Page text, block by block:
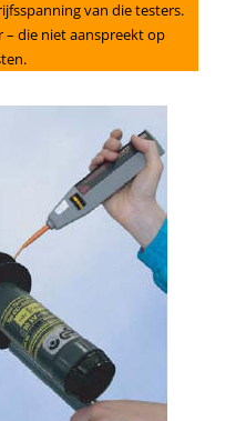
van die testers.
– die niet aanspreekt op